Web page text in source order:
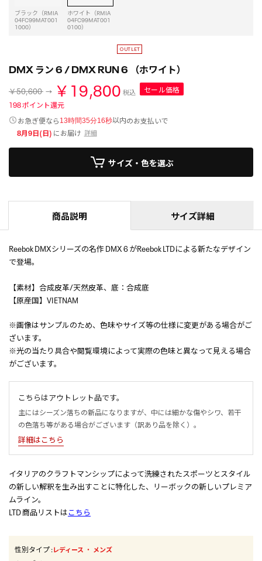
ブラック（RMIA
04FC99MAT001
1000）
ホワイト（RMIA
04FC99MAT001
0100）
DMX ラン 6 / DMX RUN 6 （ホワイト）
￥50,600 ￥19,800 税込
セール価格
198ポイント還元
お急ぎ便なら 13時間35分15秒以内のお支払いで
8月9日(日) にお届け 詳細
サイズ・色を選ぶ
商品説明 サイズ詳細
Reebok DMXシリーズの名作 DMX 6 がReebok LTDによる新たなデザイン
で登場。
【素材】合成皮革/天然皮革、底：合成底
【原産国】VIETNAM
※画像はサンプルのため、色味やサイズ等の仕様に変更がある場合がご
ざいます。
※光の当たり具合や閲覧環境によって実際の色味と異なって見える場合
がございます。
こちらはアウトレット品です。
主にはシーズン落ちの新品になりますが、中には細かな傷やシワ、若干
の色落ち等がある場合がございます（訳あり品を除く）。
詳細はこちら
イタリアのクラフトマンシップによって洗練されたスポーツとスタイル
の新しい解釈を生み出すことに特化した、リーボックの新しいプレミア
ムライン。
LTD 商品リストはこちら
性別タイプ:レディース ・ メンズ